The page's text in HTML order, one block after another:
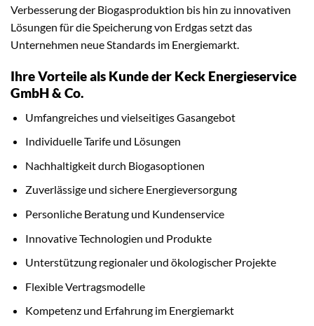
Verbesserung der Biogasproduktion bis hin zu innovativen
Lösungen für die Speicherung von Erdgas setzt das
Unternehmen neue Standards im Energiemarkt.
Ihre Vorteile als Kunde der Keck Energieservice
GmbH & Co.
Umfangreiches und vielseitiges Gasangebot
Individuelle Tarife und Lösungen
Nachhaltigkeit durch Biogasoptionen
Zuverlässige und sichere Energieversorgung
Personliche Beratung und Kundenservice
Innovative Technologien und Produkte
Unterstützung regionaler und ökologischer Projekte
Flexible Vertragsmodelle
Kompetenz und Erfahrung im Energiemarkt